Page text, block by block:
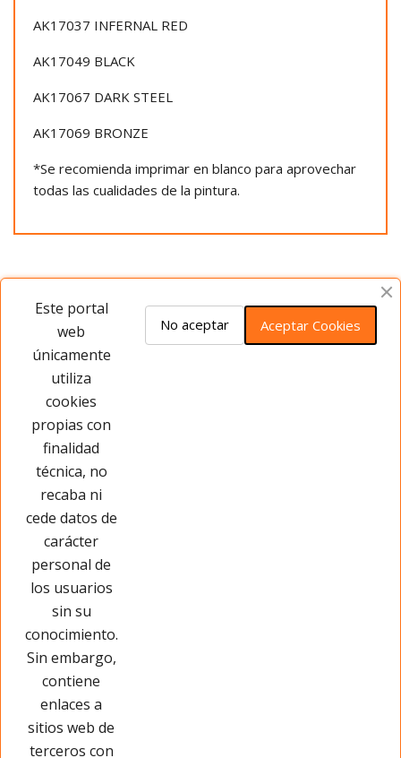
AK17037 INFERNAL RED
AK17049 BLACK
AK17067 DARK STEEL
AK17069 BRONZE
*Se recomienda imprimar en blanco para aprovechar
todas las cualidades de la pintura.
Opiniones del producto
Este producto no tiene opiniones ¡Sé
Este portal
web
únicamente
utiliza
cookies
propias con
finalidad
técnica, no
recaba ni
cede datos de
carácter
personal de
los usuarios
sin su
conocimiento.
Sin embargo,
contiene
enlaces a
sitios web de
terceros con
Aceptar Cookies
No aceptar